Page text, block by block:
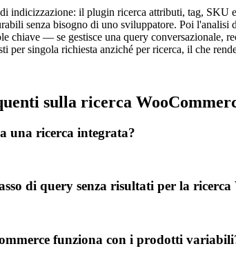
indicizzazione: il plugin ricerca attributi, tag,
senza bisogno di uno sviluppatore. Poi
chiave — se gestisce una query conversazionale,
per singola richiesta anziché per ricerca, il che
sulla ricerca
una ricerca integrata?
di query senza risultati per la ricerca
funziona con i prodotti